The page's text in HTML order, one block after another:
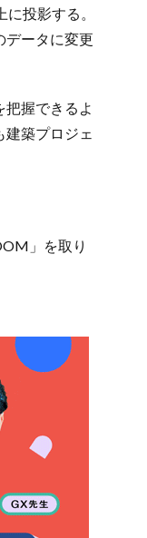
投影する。
データに変更
握できるよ
築プロジェ
」を取り